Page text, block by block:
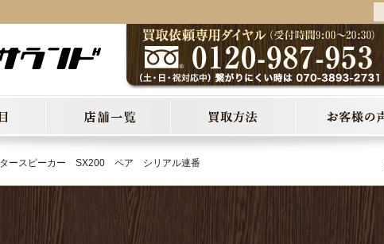
ースピーカー SX200 ペア シリアル連番